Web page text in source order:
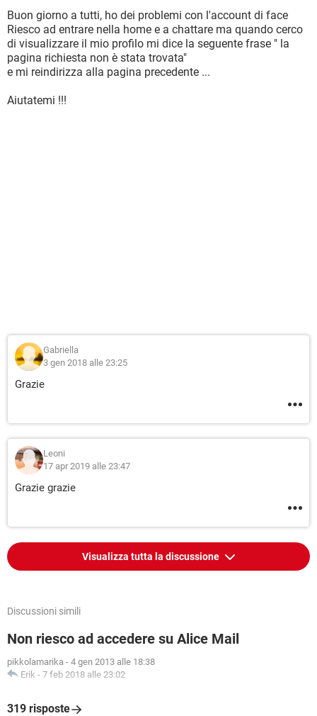
Buon giorno a tutti, ho dei problemi con l'account di face
Riesco ad entrare nella home e a chattare ma quando cerco
di visualizzare il mio profilo mi dice la seguente frase " la
pagina richiesta non è stata trovata"
e mi reindirizza alla pagina precedente ...
Aiutatemi !!!
Gabriella
3 gen 2018 alle 23:25
Grazie
Leoni
17 apr 2019 alle 23:47
Grazie grazie
Visualizza tutta la discussione
Discussioni simili
Non riesco ad accedere su Alice Mail
pikkolamarika - 4 gen 2013 alle 18:38
Erik - 7 feb 2018 alle 23:02
319 risposte